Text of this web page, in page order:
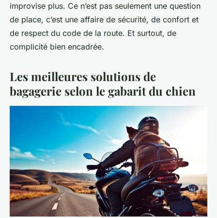
improvise plus. Ce n’est pas seulement une question
de place, c’est une affaire de sécurité, de confort et
de respect du code de la route. Et surtout, de
complicité bien encadrée.
Les meilleures solutions de
bagagerie selon le gabarit du chien